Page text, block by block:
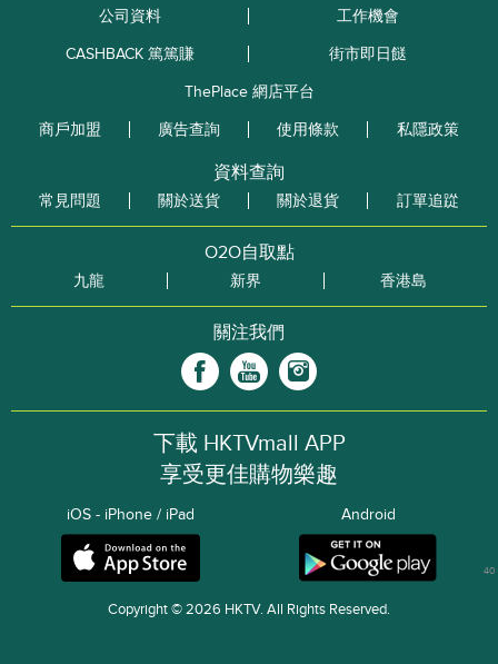
公司資料
工作機會
CASHBACK 篤篤賺
街市即日餸
ThePlace 網店平台
商戶加盟
廣告查詢 使用條款 私隱政策
資料查詢
常見問題 關於送貨 關於退貨 訂單追踨
O2O自取點
九龍 新界 香港島
關注我們
下載 HKTVmall APP
享受更佳購物樂趣
iOS - iPhone / iPad Android
Copyright © 2026 HKTV. All Rights Reserved.
40